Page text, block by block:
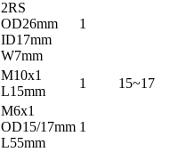
2RS
OD26mm
ID17mm
W7mm
1
M10x1
L15mm
1 15~17
M6x1
OD15/17mm
L55mm
1